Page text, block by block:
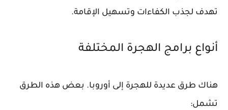
تهدف لجذب الكفاءات وتسهيل الإقامة.
أنواع برامج الهجرة المختلفة
هناك طرق عديدة للهجرة إلى أوروبا. بعض هذه الطرق
تشمل: